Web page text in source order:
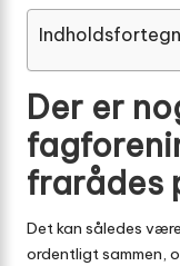
Der er
frarådes
Det kan således
ordentligt sammen,